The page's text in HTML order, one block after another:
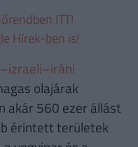
ITT!
Hírek-ben is!
olajárak
akár 560 ezer állást
érintett területek